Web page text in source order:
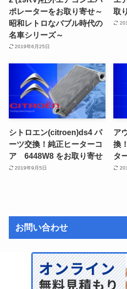
ポレーターをお取り寄せ～
昭和レトロなバブル時代の
名車シリーズ～
2019年6月25日
取
シトロエン(citroen)ds4 パ
ーツ交換！純正ヒーターコ
ア 6448W8 をお取り寄せ
2019年9月5日
ア
換
タ
お問い合わせ